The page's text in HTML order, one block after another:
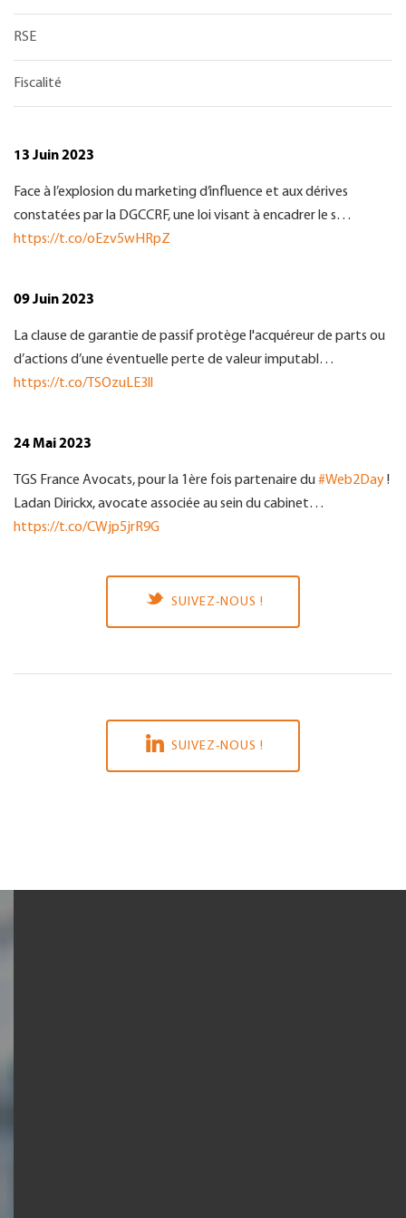
RSE
Fiscalité
13 Juin 2023
Face à l’explosion du marketing d’influence et aux dérives
constatées par la DGCCRF, une loi visant à encadrer le s…
https://t.co/oEzv5wHRpZ
09 Juin 2023
La clause de garantie de passif protège l'acquéreur de parts ou
d’actions d’une éventuelle perte de valeur imputabl…
https://t.co/TSOzuLE3ll
24 Mai 2023
TGS France Avocats, pour la 1ère fois partenaire du#Web2Day!
Ladan Dirickx, avocate associée au sein du cabinet…
https://t.co/CWjp5jrR9G
SUIVEZ-NOUS !
SUIVEZ-NOUS !